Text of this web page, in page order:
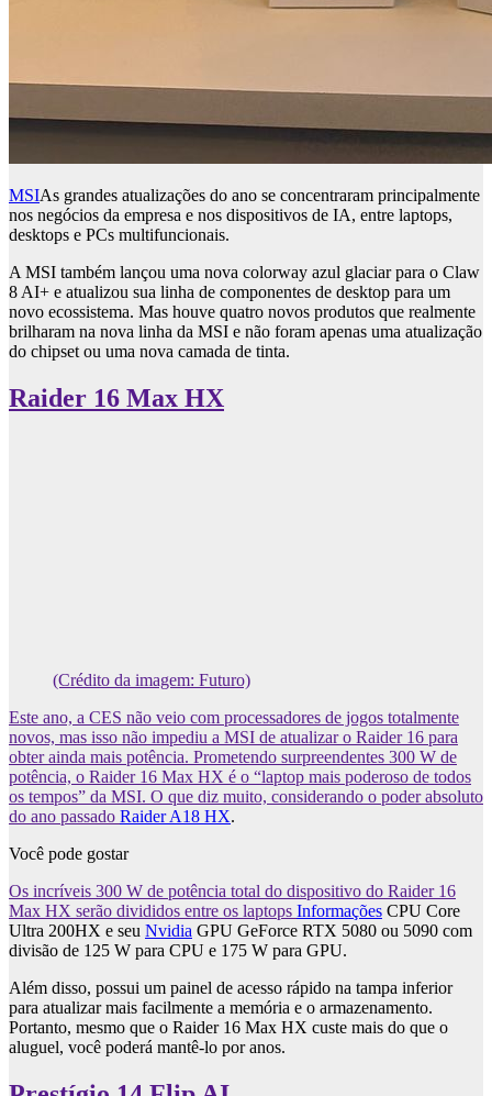
MSIAs grandes atualizações do ano se concentraram principalmente
nos negócios da empresa e nos dispositivos de IA, entre laptops,
desktops e PCs multifuncionais.
A MSI também lançou uma nova colorway azul glaciar para o Claw
8 AI+ e atualizou sua linha de componentes de desktop para um
novo ecossistema. Mas houve quatro novos produtos que realmente
brilharam na nova linha da MSI e não foram apenas uma atualização
do chipset ou uma nova camada de tinta.
Raider 16 Max HX
(Crédito da imagem: Futuro)
Este ano, a CES não veio com processadores de jogos totalmente
novos, mas isso não impediu a MSI de atualizar o Raider 16 para
obter ainda mais potência. Prometendo surpreendentes 300 W de
potência, o Raider 16 Max HX é o “laptop mais poderoso de todos
os tempos” da MSI. O que diz muito, considerando o poder absoluto
do ano passado Raider A18 HX.
Você pode gostar
Os incríveis 300 W de potência total do dispositivo do Raider 16
Max HX serão divididos entre os laptops Informações CPU Core
Ultra 200HX e seu Nvidia GPU GeForce RTX 5080 ou 5090 com
divisão de 125 W para CPU e 175 W para GPU.
Além disso, possui um painel de acesso rápido na tampa inferior
para atualizar mais facilmente a memória e o armazenamento.
Portanto, mesmo que o Raider 16 Max HX custe mais do que o
aluguel, você poderá mantê-lo por anos.